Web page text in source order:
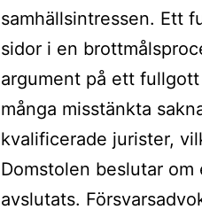
samhällsintressen. Ett
sidor i en
argument på ett
många misstänkta
kvalificerade jurister,
Domstolen beslutar
avslutats.